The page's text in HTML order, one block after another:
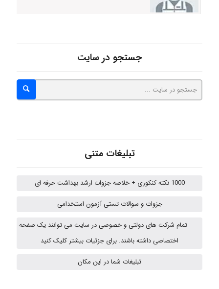
جستجو در سایت
تبلیغات متنی
1000 نکته کنکوری + خلاصه جزوات ارشد بهداشت حرفه ای
جزوات و سوالات تستی آزمون استخدامی
تمام شرکت های دولتی و خصوصی در سایت می توانند یک صفحه
اختصاصی داشته باشند. برای جزئیات بیشتر کلیک کنید
تبلیغات شما در این مکان